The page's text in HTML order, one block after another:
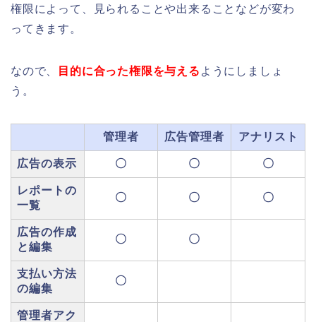
権限によって、見られることや出来ることなどが変わ
ってきます。
なので、 目的に合った権限を与える ようにしましょ
う。
管理者 広告管理者 アナリスト
広告の表示 〇 〇 〇
レポートの
一覧
〇 〇 〇
広告の作成
と編集
〇 〇
支払い方法
の編集
〇
管理者アク